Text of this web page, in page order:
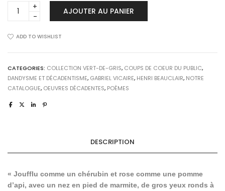
LES
DÉLIQUESCENCES
FLOUPETTE
AJOUTER AU PANIER
ADD TO WISHLIST
CATEGORIES: COLLECTION VERT-DE-GRIS, COUPS DE COEUR DU PUBLIC,
DANDYSME ET DÉCADENTISME, GABRIEL VICAIRE, HENRI BEAUCLAIR, NOTRE
CATALOGUE, OEUVRES DÉCADENTES, POÈMES
DESCRIPTION
« Joufflu comme un chérubin et rose comme une pomme
d’api, avec un nez en pied de marmite, de gros yeux ronds à